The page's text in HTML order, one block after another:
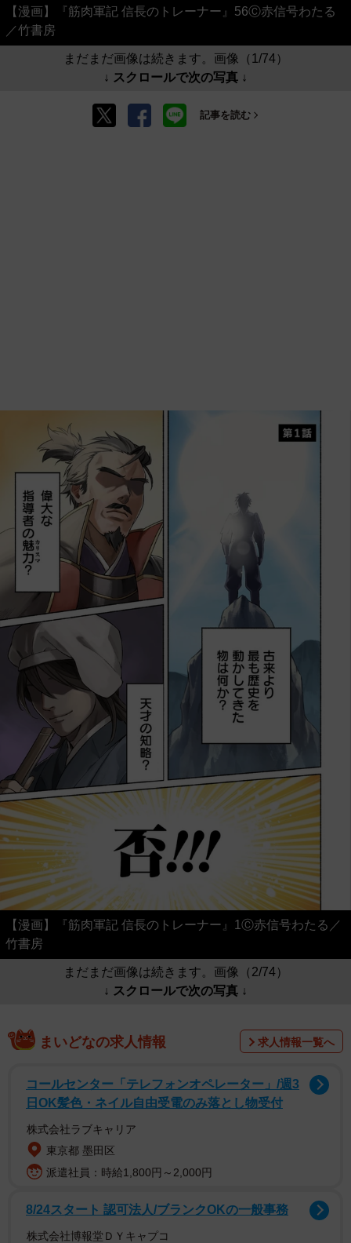
【漫画】『筋肉軍記 信長のトレーナー』56Ⓒ赤信号わたる
／竹書房
まだまだ画像は続きます。画像（1/74）
↓ スクロールで次の写真 ↓
記事を読む
【漫画】『筋肉軍記 信長のトレーナー』1Ⓒ赤信号わたる／
竹書房
まだまだ画像は続きます。画像（2/74）
↓ スクロールで次の写真 ↓
まいどなの求人情報 求人情報一覧へ
コールセンター「テレフォンオペレーター」/週3
日OK髪色・ネイル自由受電のみ落とし物受付
株式会社ラブキャリア
東京都 墨田区
派遣社員：時給1,800円～2,000円
8/24スタート 認可法人/ブランクOKの一般事務
株式会社博報堂ＤＹキャプコ